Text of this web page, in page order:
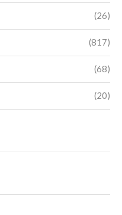
(26)
(817)
(68)
(20)